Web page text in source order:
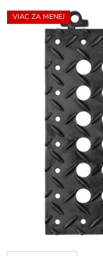
hodnotenie
produktu
hviezdičiek.
VIAC ZA MENEJ